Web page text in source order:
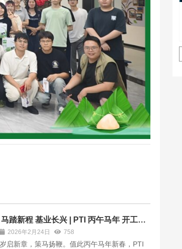
马踏新程 基业长兴 | PTI 丙午马年 开工大
吉 2026年2月24日 758
岁启新章，策马扬鞭。值此丙午马年新春，PTI